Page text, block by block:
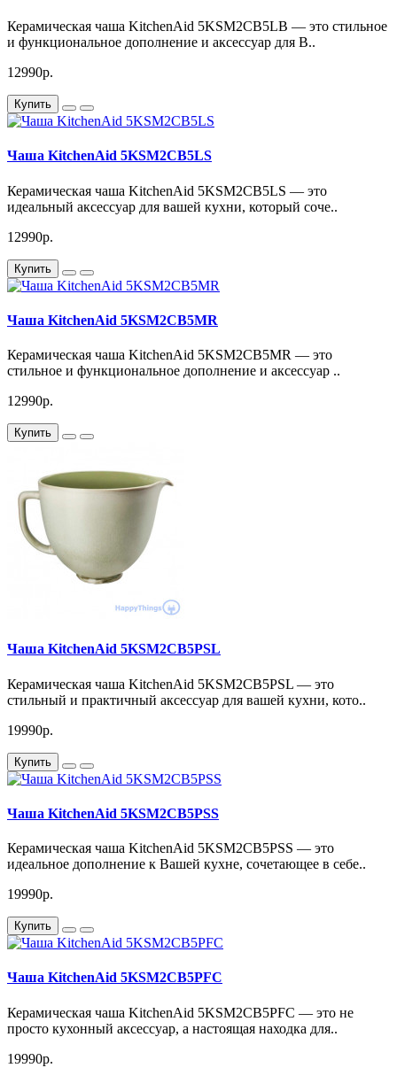
Керамическая чаша KitchenAid 5KSM2CB5LB — это стильное
и функциональное дополнение и аксессуар для В..
12990р.
Купить
Чаша KitchenAid 5KSM2CB5LS
Керамическая чаша KitchenAid 5KSM2CB5LS — это
идеальный аксессуар для вашей кухни, который соче..
12990р.
Купить
Чаша KitchenAid 5KSM2CB5MR
Керамическая чаша KitchenAid 5KSM2CB5MR — это
стильное и функциональное дополнение и аксессуар ..
12990р.
Купить
Чаша KitchenAid 5KSM2CB5PSL
Керамическая чаша KitchenAid 5KSM2CB5PSL — это
стильный и практичный аксессуар для вашей кухни, кото..
19990р.
Купить
Чаша KitchenAid 5KSM2CB5PSS
Керамическая чаша KitchenAid 5KSM2CB5PSS — это
идеальное дополнение к Вашей кухне, сочетающее в себе..
19990р.
Купить
Чаша KitchenAid 5KSM2CB5PFC
Керамическая чаша KitchenAid 5KSM2CB5PFC — это не
просто кухонный аксессуар, а настоящая находка для..
19990р.